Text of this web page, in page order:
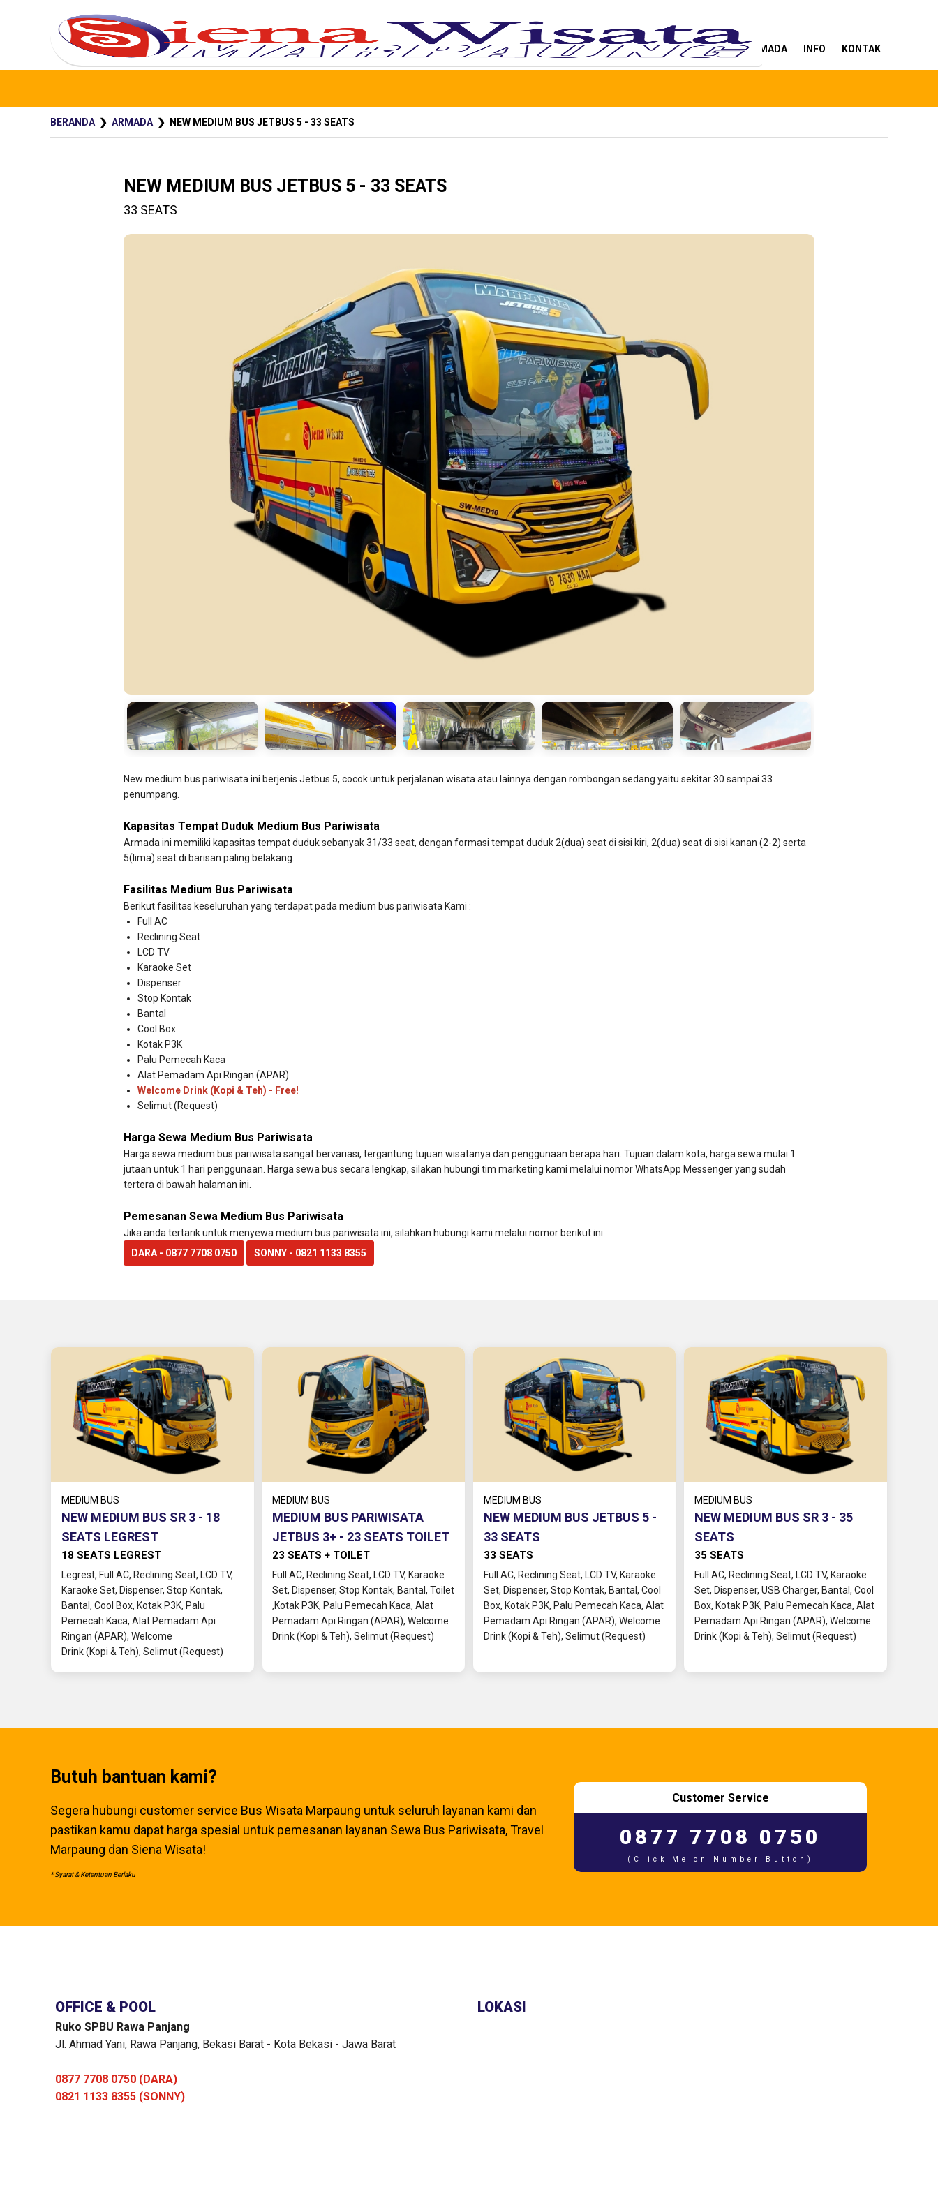
BERANDA TENTANG KAMI LAYANAN ARMADA INFO KONTAK
BERANDA ❯ ARMADA ❯ NEW MEDIUM BUS JETBUS 5 - 33 SEATS
NEW MEDIUM BUS JETBUS 5 - 33 SEATS
33 SEATS
New medium bus pariwisata ini berjenis Jetbus 5, cocok untuk perjalanan wisata atau lainnya dengan rombongan sedang yaitu sekitar 30 sampai 33
penumpang.
Kapasitas Tempat Duduk Medium Bus Pariwisata
Armada ini memiliki kapasitas tempat duduk sebanyak 31/33 seat, dengan formasi tempat duduk 2(dua) seat di sisi kiri, 2(dua) seat di sisi kanan (2-2) serta
5(lima) seat di barisan paling belakang.
Fasilitas Medium Bus Pariwisata
Berikut fasilitas keseluruhan yang terdapat pada medium bus pariwisata Kami :
Full AC
Reclining Seat
LCD TV
Karaoke Set
Dispenser
Stop Kontak
Bantal
Cool Box
Kotak P3K
Palu Pemecah Kaca
Alat Pemadam Api Ringan (APAR)
Welcome Drink (Kopi & Teh) - Free!
Selimut (Request)
Harga Sewa Medium Bus Pariwisata
Harga sewa medium bus pariwisata sangat bervariasi, tergantung tujuan wisatanya dan penggunaan berapa hari. Tujuan dalam kota, harga sewa mulai 1
jutaan untuk 1 hari penggunaan. Harga sewa bus secara lengkap, silakan hubungi tim marketing kami melalui nomor WhatsApp Messenger yang sudah
tertera di bawah halaman ini.
Pemesanan Sewa Medium Bus Pariwisata
Jika anda tertarik untuk menyewa medium bus pariwisata ini, silahkan hubungi kami melalui nomor berikut ini :
DARA - 0877 7708 0750
SONNY - 0821 1133 8355
MEDIUM BUS
NEW MEDIUM BUS SR 3 - 18
SEATS LEGREST
18 SEATS LEGREST
Legrest, Full AC, Reclining Seat, LCD TV,
Karaoke Set, Dispenser, Stop Kontak,
Bantal, Cool Box, Kotak P3K, Palu
Pemecah Kaca, Alat Pemadam Api
Ringan (APAR), Welcome
Drink (Kopi & Teh), Selimut (Request)
MEDIUM BUS
MEDIUM BUS PARIWISATA
JETBUS 3+ - 23 SEATS TOILET
23 SEATS + TOILET
Full AC, Reclining Seat, LCD TV, Karaoke
Set, Dispenser, Stop Kontak, Bantal, Toilet
,Kotak P3K, Palu Pemecah Kaca, Alat
Pemadam Api Ringan (APAR), Welcome
Drink (Kopi & Teh), Selimut (Request)
MEDIUM BUS
NEW MEDIUM BUS JETBUS 5 -
33 SEATS
33 SEATS
Full AC, Reclining Seat, LCD TV, Karaoke
Set, Dispenser, Stop Kontak, Bantal, Cool
Box, Kotak P3K, Palu Pemecah Kaca, Alat
Pemadam Api Ringan (APAR), Welcome
Drink (Kopi & Teh), Selimut (Request)
MEDIUM BUS
NEW MEDIUM BUS SR 3 - 35
SEATS
35 SEATS
Full AC, Reclining Seat, LCD TV, Karaoke
Set, Dispenser, USB Charger, Bantal, Cool
Box, Kotak P3K, Palu Pemecah Kaca, Alat
Pemadam Api Ringan (APAR), Welcome
Drink (Kopi & Teh), Selimut (Request)
Butuh bantuan kami?
Segera hubungi customer service Bus Wisata Marpaung untuk seluruh layanan kami dan
pastikan kamu dapat harga spesial untuk pemesanan layanan Sewa Bus Pariwisata, Travel
Marpaung dan Siena Wisata!
* Syarat & Ketentuan Berlaku
Customer Service
0877 7708 0750
(Click Me on Number Button)
OFFICE & POOL
Ruko SPBU Rawa Panjang
Jl. Ahmad Yani, Rawa Panjang, Bekasi Barat - Kota Bekasi - Jawa Barat
0877 7708 0750 (DARA)
0821 1133 8355 (SONNY)
LOKASI